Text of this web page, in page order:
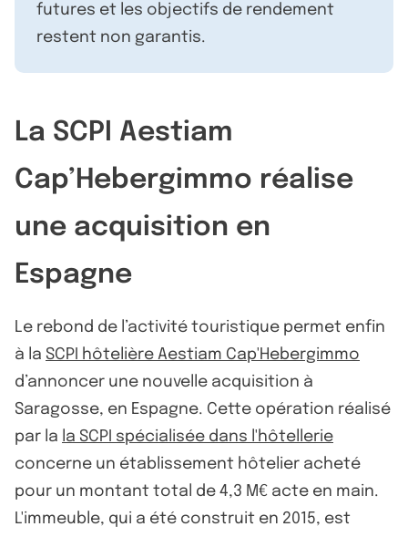
futures et les objectifs de rendement
restent non garantis.
La SCPI Aestiam
Cap’Hebergimmo réalise
une acquisition en
Espagne
Le rebond de l’activité touristique permet enfin
à la SCPI hôtelière Aestiam Cap'Hebergimmo
d’annoncer une nouvelle acquisition à
Saragosse, en Espagne. Cette opération réalisé
par la la SCPI spécialisée dans l'hôtellerie
concerne un établissement hôtelier acheté
pour un montant total de 4,3 M€ acte en main.
L'immeuble, qui a été construit en 2015, est